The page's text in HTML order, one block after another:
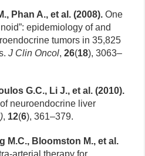
Phan A., et al. (2008).One
epidemiology of and
tumors in 35,825
J Clin Oncol,26(18), 3063–
G.C., Li J., et al. (2010).
neuroendocrine liver
, 12(6), 361–379.
Bloomston M., et al.